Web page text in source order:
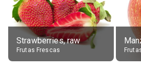
Strawberries, raw
Frutas Frescas